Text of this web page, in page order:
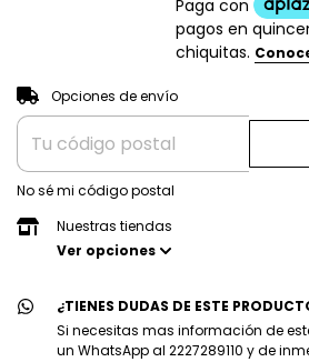
Entregas para el CP:
Opciones de envío
No sé mi código postal
Nuestras tiendas
Ver opciones
¿TIENES DUDAS DE ESTE
Si necesitas mas información de
un WhatsApp al 2227289110 y de